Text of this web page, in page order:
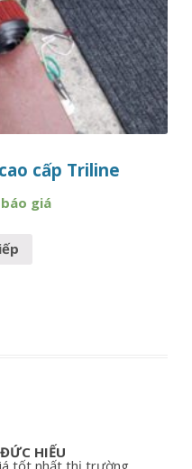
cấp Triline
giá
HIẾU
tốt nhất thị trường